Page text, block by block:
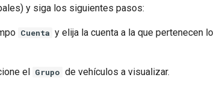
y siga los siguientes pasos:
Cuenta y elija la cuenta a la que pertenecen
el Grupo de vehículos a visualizar.